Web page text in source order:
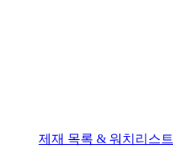
제재 목록 & 워치리스트